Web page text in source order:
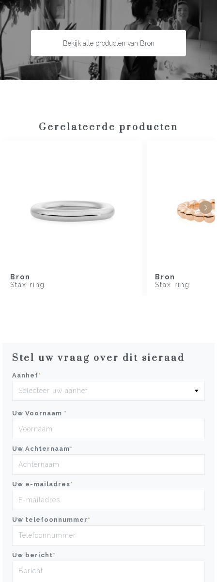
Bekijk alle producten van Bron
Gerelateerde producten
Bron
Stax ring
Bron
Stax ring
Stel uw vraag over dit sieraad
Aanhef*
Uw Voornaam *
Uw Achternaam*
Uw e-mailadres*
Uw telefoonnummer *
Uw bericht*